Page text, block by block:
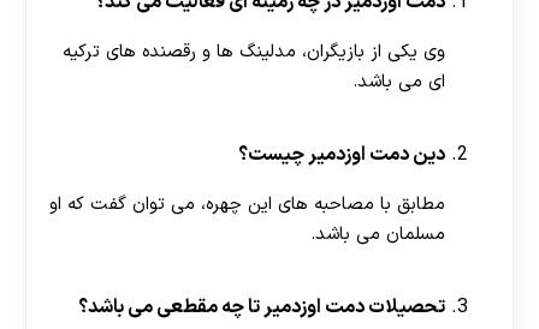
وی یکی از بازیگران، مدلینگ ها و رقصنده های ترکیه
ای می باشد.
دین دمت اوزدمیر چیست؟
مطابق با مصاحبه های این چهره، می توان گفت که او
مسلمان می باشد.
تحصیلات دمت اوزدمیر تا چه مقطعی می باشد؟